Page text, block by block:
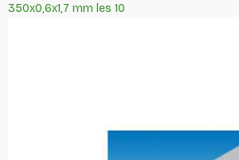
350x0,6x1,7 mm les 10